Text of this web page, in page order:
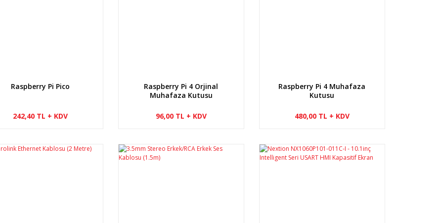
Raspberry Pi Pico
242,40 TL + KDV
Raspberry Pi 4 Orjinal
Muhafaza Kutusu
96,00 TL + KDV
Raspberry Pi 4 Muhafaza
Kutusu
480,00 TL + KDV